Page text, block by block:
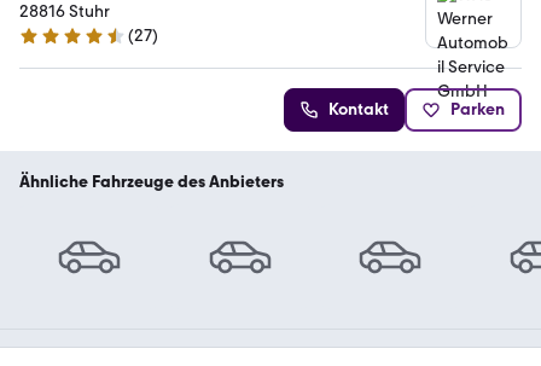
28816 Stuhr
4.7 Sterne
(27)
Kontakt Parken
Ähnliche Fahrzeuge des Anbieters